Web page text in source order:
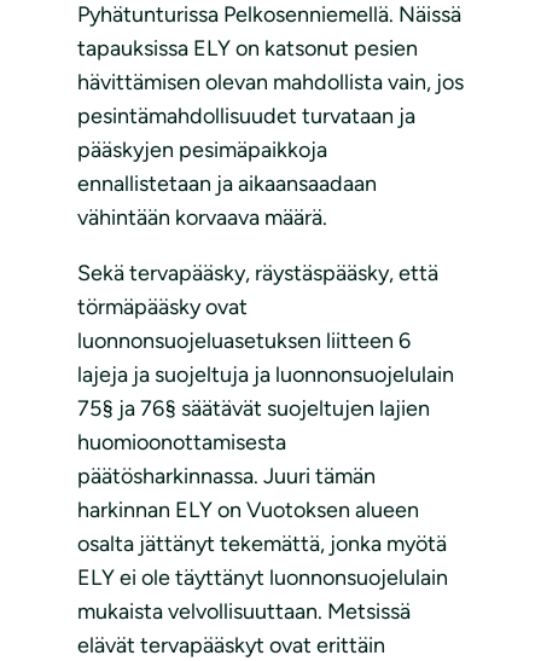
Pyhätunturissa Pelkosenniemellä. Näissä
tapauksissa ELY on katsonut pesien
hävittämisen olevan mahdollista vain, jos
pesintämahdollisuudet turvataan ja
pääskyjen pesimäpaikkoja
ennallistetaan ja aikaansaadaan
vähintään korvaava määrä.
Sekä tervapääsky, räystäspääsky, että
törmäpääsky ovat
luonnonsuojeluasetuksen liitteen 6
lajeja ja suojeltuja ja luonnonsuojelulain
75§ ja 76§ säätävät suojeltujen lajien
huomioonottamisesta
päätösharkinnassa. Juuri tämän
harkinnan ELY on Vuotoksen alueen
osalta jättänyt tekemättä, jonka myötä
ELY ei ole täyttänyt luonnonsuojelulain
mukaista velvollisuuttaan. Metsissä
elävät tervapääskyt ovat erittäin